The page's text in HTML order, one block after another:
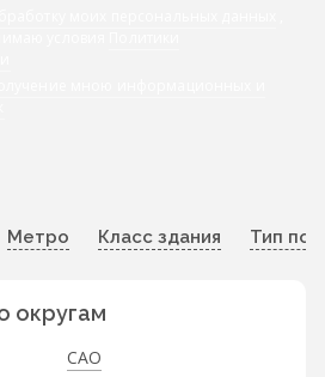
условия
Метро Класс здания Тип
округам
САО